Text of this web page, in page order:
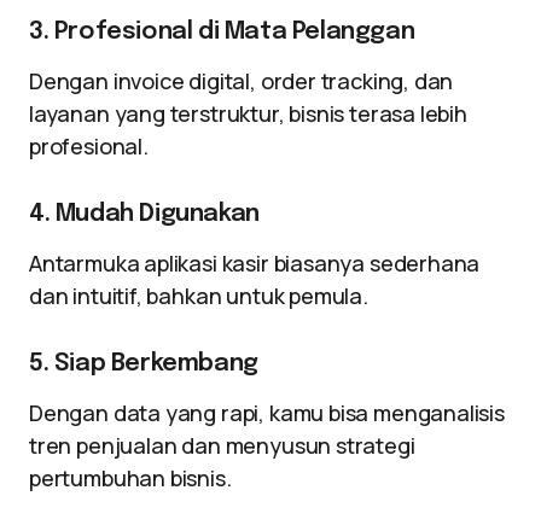
3. Profesional di Mata Pelanggan
Dengan invoice digital, order tracking, dan
layanan yang terstruktur, bisnis terasa lebih
profesional.
4. Mudah Digunakan
Antarmuka aplikasi kasir biasanya sederhana
dan intuitif, bahkan untuk pemula.
5. Siap Berkembang
Dengan data yang rapi, kamu bisa menganalisis
tren penjualan dan menyusun strategi
pertumbuhan bisnis.